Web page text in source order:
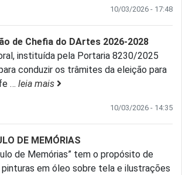
10/03/2026 - 17:48
de Chefia do DArtes 2026-2028
instituída pela Portaria 8230/2025
conduzir os trâmites da eleição para
… leia mais
10/03/2026 - 14:35
DE MEMÓRIAS
de Memórias” tem o propósito de
pinturas em óleo sobre tela e ilustrações